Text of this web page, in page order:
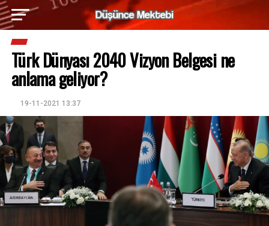
Türk Dünyası 2040 Vizyon Belgesi ne
anlama geliyor?
19-11-2021 13:37